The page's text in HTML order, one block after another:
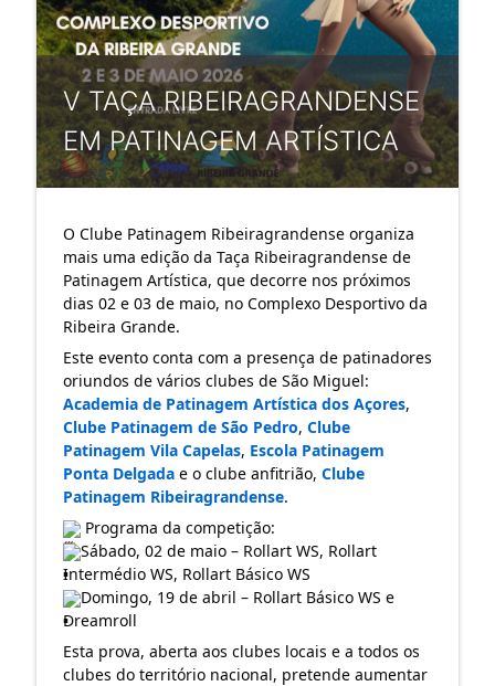
V TAÇA RIBEIRAGRANDENSE
EM PATINAGEM ARTÍSTICA
O Clube Patinagem Ribeiragrandense organiza
mais uma edição da Taça Ribeiragrandense de
Patinagem Artística, que decorre nos próximos
dias 02 e 03 de maio, no Complexo Desportivo da
Ribeira Grande.
Este evento conta com a presença de patinadores
Academia de Patinagem Artística dos Açores
Clube Patinagem de São Pedro, Clube
Patinagem Vila Capelas, Escola Patinagem
Ponta Delgada e o clube anfitrião, Clube
Patinagem Ribeiragrandense.
Programa da competição:
Sábado, 02 de maio – Rollart WS, Rollart
Intermédio WS, Rollart Básico WS
Domingo, 19 de abril – Rollart Básico WS e
Dreamroll
Esta prova, aberta aos clubes locais e a todos os
clubes do território nacional, pretende aumentar